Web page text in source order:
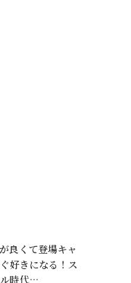
良くて登場キャ
好きになる！ス
時代…